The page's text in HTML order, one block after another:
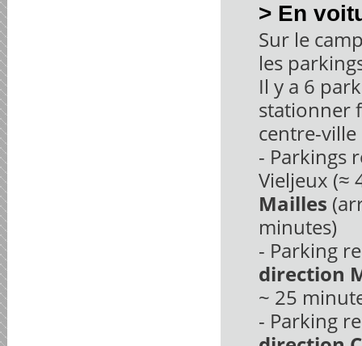
> En
Sur le
les
Il y a 6
stationner
centre-
- Parkings
Vieljeux (≈
Mailles
minutes)
- Parking
direction
~ 25
- Parking